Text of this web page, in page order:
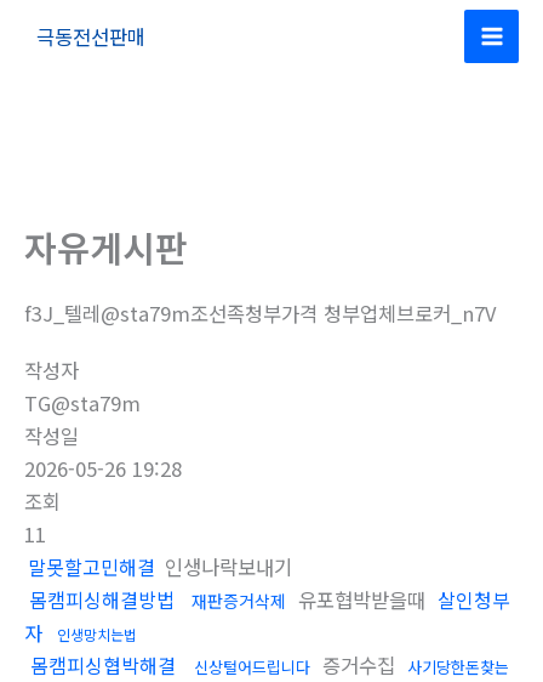
극동전선판매
Main
자유게시판
f3J_텔레@sta79m조선족청부가격 청부업체브로커_n7V
작성자
TG@sta79m
작성일
2026-05-26 19:28
조회
11
말못할고민해결 인생나락보내기
몸캠피싱해결방법
재판증거삭제 유포협박받을때 살인청부
자
인생망치는법
몸캠피싱협박해결 신상털어드립니다 증거수집
사기당한돈찾는